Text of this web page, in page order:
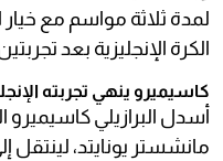
لمدة ثلاثة مواسم مع خيار
الكرة الإنجليزية بعد
كاسيميرو ينهي تجربته
أسدل البرازيلي
مانشستر يونايتد، لينتقل